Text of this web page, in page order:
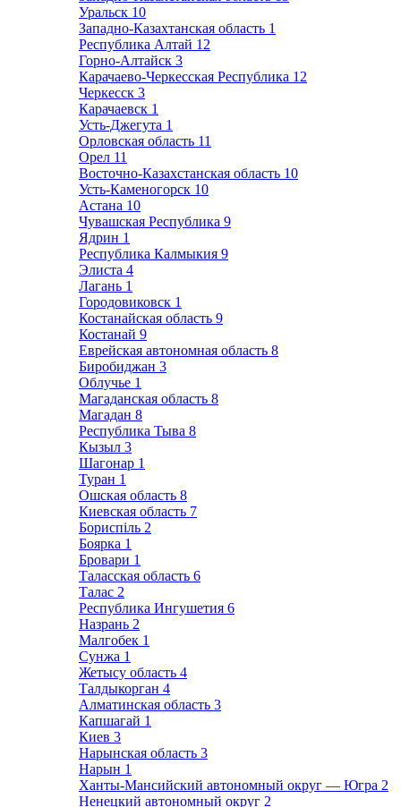
Уральск 10
Западно-Казахтанская область 1
Республика Алтай 12
Горно-Алтайск 3
Карачаево-Черкесская Республика 12
Черкесск 3
Карачаевск 1
Усть-Джегута 1
Орловская область 11
Орел 11
Восточно-Казахстанская область 10
Усть-Каменогорск 10
Астана 10
Чувашская Республика 9
Ядрин 1
Республика Калмыкия 9
Элиста 4
Лагань 1
Городовиковск 1
Костанайская область 9
Костанай 9
Еврейская автономная область 8
Биробиджан 3
Облучье 1
Магаданская область 8
Магадан 8
Республика Тыва 8
Кызыл 3
Шагонар 1
Туран 1
Ошская область 8
Киевская область 7
Бориспіль 2
Боярка 1
Бровари 1
Таласская область 6
Талас 2
Республика Ингушетия 6
Назрань 2
Малгобек 1
Сунжа 1
Жетысу область 4
Талдыкорган 4
Алматинская область 3
Капшагай 1
Киев 3
Нарынская область 3
Нарын 1
Ханты-Мансийский автономный округ — Югра 2
Ненецкий автономный округ 2